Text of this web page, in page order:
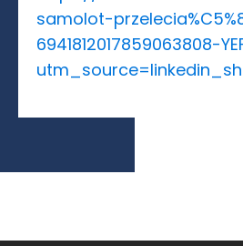
samolot-
6941812017859063808-